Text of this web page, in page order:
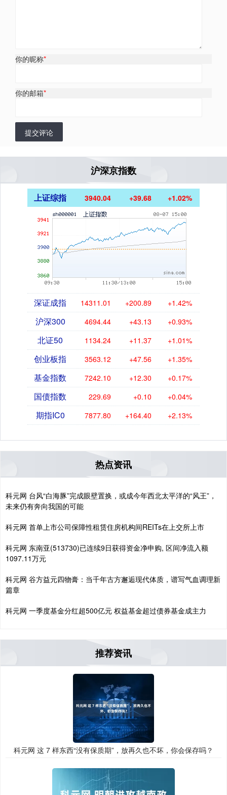
你的昵称*
你的邮箱*
提交评论
沪深京指数
上证综指 3940.04 +39.68 +1.02%
深证成指 14311.01 +200.89 +1.42%
沪深300 4694.44 +43.13 +0.93%
北证50 1134.24 +11.37 +1.01%
创业板指 3563.12 +47.56 +1.35%
基金指数 7242.10 +12.30 +0.17%
国债指数 229.69 +0.10 +0.04%
期指IC0 7877.80 +164.40 +2.13%
热点资讯
科元网 台风“白海豚”完成眼壁置换，或成今年西北太平洋的“风王”，
未来仍有奔向我国的可能
科元网 首单上市公司保障性租赁住房机构间REITs在上交所上市
科元网 东南亚(513730)已连续9日获得资金净申购, 区间净流入额
1097.11万元
科元网 谷方益元四物膏：当千年古方邂逅现代体质，谱写气血调理新
篇章
科元网 一季度基金分红超500亿元 权益基金超过债券基金成主力
推荐资讯
科元网 这 7 样东西“没有保质期”，放再久也不坏，你会保存吗？